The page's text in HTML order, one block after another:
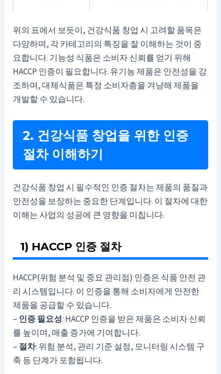
위의 표에서 보듯이, 건강식품 창업 시 고려할 품목은
다양하며, 각 카테고리의 특징을 잘 이해하는 것이 중
요합니다. 기능성 식품은 소비자 신뢰를 얻기 위해
HACCP 인증이 필요합니다. 유기농 제품은 안전성을 강
조하며, 대체식품은 특정 소비자층을 겨냥해 제품을
개발할 수 있습니다.
2. 건강식품 창업을 위한 인증
절차 이해하기
건강식품 창업 시 필수적인 인증 절차는 제품의 품질과
안전성을 보장하는 중요한 단계입니다. 이 절차에 대한
이해는 사업의 성공에 큰 영향을 미칩니다.
1) HACCP 인증 절차
HACCP(위험 분석 및 중요 관리점) 인증은 식품 안전 관
리 시스템입니다. 이 인증을 통해 소비자에게 안전한
제품을 공급할 수 있습니다.
– 인증 필요성: HACCP 인증을 받은 제품은 소비자 신뢰
를 높이며, 매출 증가에 기여합니다.
– 절차: 위험 분석, 관리 기준 설정, 모니터링 시스템 구
축 등 단계가 포함됩니다.